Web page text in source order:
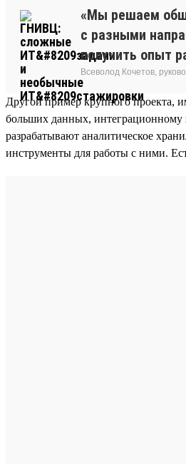
«Мы решаем
с разными
получить опыт
Всеволод Кочетов,
Другой пример крупного проекта,
больших данных, интеграционному
разрабатывают аналитическое
инструменты для работы с ними.